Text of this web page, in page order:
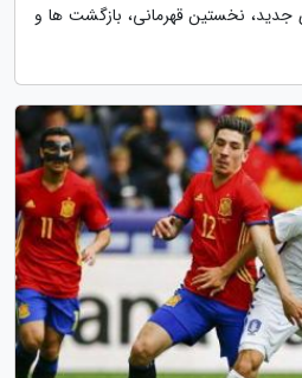
های جدید، نخستین قهرمانی، بازگشت ها و